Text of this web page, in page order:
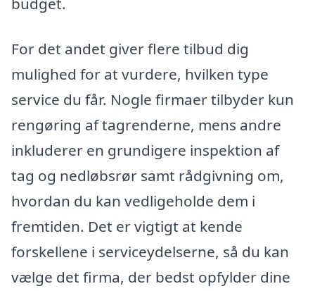
For det andet giver flere tilbud dig
mulighed for at vurdere, hvilken type
service du får. Nogle firmaer tilbyder kun
rengøring af tagrenderne, mens andre
inkluderer en grundigere inspektion af
tag og nedløbsrør samt rådgivning om,
hvordan du kan vedligeholde dem i
fremtiden. Det er vigtigt at kende
forskellene i serviceydelserne, så du kan
vælge det firma, der bedst opfylder dine